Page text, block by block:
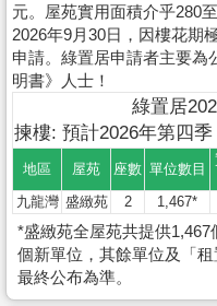
元。屋苑實用面積介乎280
2026年9月30日，因樓花期
申請。綠置居申請者主要為
明書》人士！
綠置居
揀樓: 預計2026年第四季
地區 屋苑 座數 單位數目
九龍灣 盛緻苑 2 1,467*
*盛緻苑全屋苑共提供
個新單位，其餘單位及「
最終公布為準。